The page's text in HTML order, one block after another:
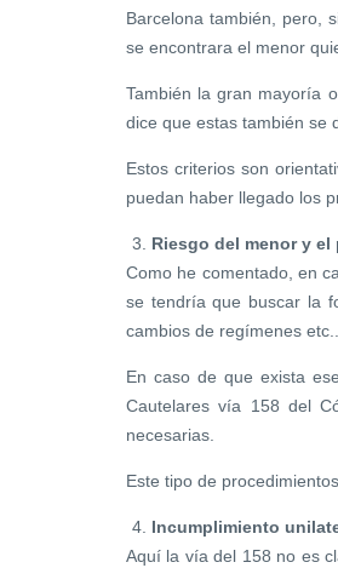
Barcelona también, pero,
se encontrara el menor
También la gran mayoría
dice que estas también se
Estos criterios son
puedan haber llegado los
Riesgo del menor y
Como he comentado, en
se tendría que buscar la
cambios de regímenes
En caso de que exista
Cautelares vía 158 del
necesarias.
Este tipo de
Incumplimiento
Aquí la vía del 158 no es